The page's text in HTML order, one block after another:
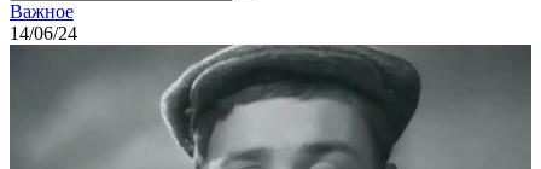
Важное
14/06/24